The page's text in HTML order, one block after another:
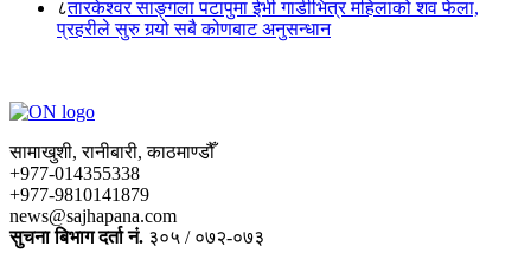
८तारकेश्वर साङ्गला पटापुमा ईभी गाडीभित्र महिलाको शव फेला,
प्रहरीले सुरु गर्‍यो सबै कोणबाट अनुसन्धान
सामाखुशी, रानीबारी, काठमाण्डौँ
+977-014355338
+977-9810141879
news@sajhapana.com
सुचना बिभाग दर्ता नं. ३०५ / ०७२-०७३